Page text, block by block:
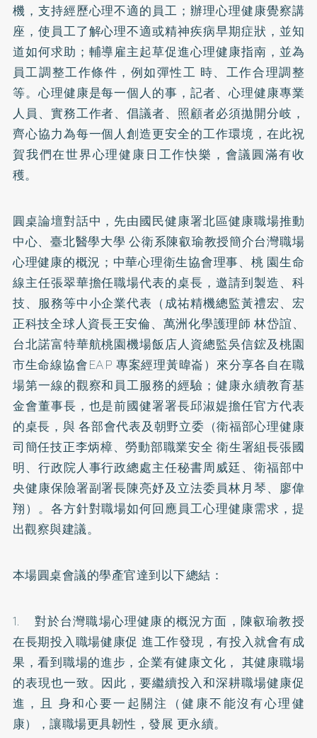
機，支持經歷心理不適的員工；辦理心理健康覺察講
座，使員工了解心理不適或精神疾病早期症狀，並知
道如何求助；輔導雇主起草促進心理健康指南，並為
員工調整工作條件，例如彈性工 時、工作合理調整
等。心理健康是每一個人的事，記者、心理健康專業
人員、實務工作者、倡議者、照顧者必須拋開分岐，
齊心協力為每一個人創造更安全的工作環境，在此祝
賀我們在世界心理健康日工作快樂，會議圓滿有收
穫。
圓桌論壇對話中，先由國民健康署北區健康職場推動
中心、臺北醫學大學 公衛系陳叡瑜教授簡介台灣職場
心理健康的概況；中華心理衛生協會理事、桃 園生命
線主任張翠華擔任職場代表的桌長，邀請到製造、科
技、服務等中小企業代表（成祐精機總監黃禮宏、宏
正科技全球人資長王安倫、萬洲化學護理師 林岱誼、
台北諾富特華航桃園機場飯店人資總監吳信鋐及桃園
市生命線協會EAP 專案經理黃暐崙）來分享各自在職
場第一線的觀察和員工服務的經驗；健康永續教育基
金會董事長，也是前國健署署長邱淑媞擔任官方代表
的桌長，與 各部會代表及朝野立委（衛福部心理健康
司簡任技正李炳樟、勞動部職業安全 衛生署組長張國
明、行政院人事行政總處主任秘書周威廷、衛福部中
央健康保險署副署長陳亮妤及立法委員林月琴、廖偉
翔）。各方針對職場如何回應員工心理健康需求，提
出觀察與建議。
本場圓桌會議的學產官達到以下總結：
1. 對於台灣職場心理健康的概況方面，陳叡瑜教授
在長期投入職場健康促 進工作發現，有投入就會有成
果，看到職場的進步，企業有健康文化， 其健康職場
的表現也一致。因此，要繼續投入和深耕職場健康促
進，且 身和心要一起關注（健康不能沒有心理健
康），讓職場更具韌性，發展 更永續。